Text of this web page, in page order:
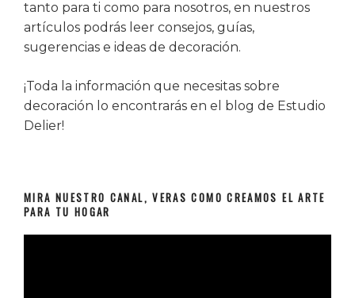
tanto para ti como para nosotros, en nuestros
artículos podrás leer consejos, guías,
sugerencias e ideas de decoración.
¡Toda la información que necesitas sobre
decoración lo encontrarás en el blog de Estudio
Delier!
MIRA NUESTRO CANAL, VERAS COMO CREAMOS EL ARTE
PARA TU HOGAR